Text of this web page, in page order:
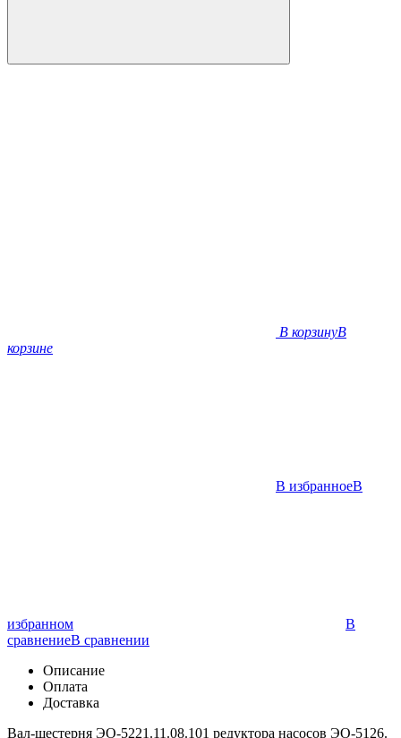
В корзинуВ
корзине
В избранноеВ
избранном
В
сравнениеВ сравнении
Описание
Оплата
Доставка
Вал-шестерня ЭО-5221.11.08.101 редуктора насосов ЭО-5126.